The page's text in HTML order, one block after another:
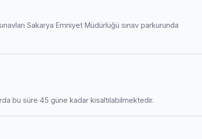
Sakarya Emniyet Müdürlüğü sınav parkurunda
bu süre 45 güne kadar kısaltılabilmektedir.